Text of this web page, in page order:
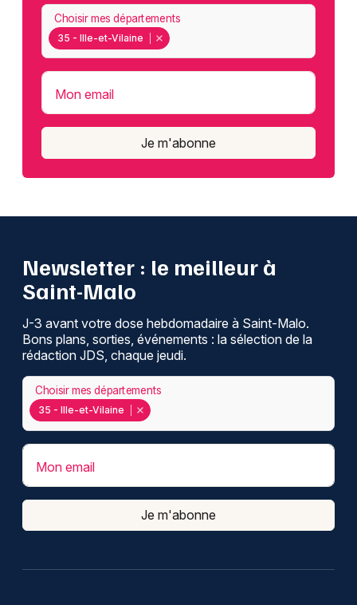
35 - Ille-et-Vilaine
Choisir mes départements
Mon email
Je m'abonne
Newsletter : le meilleur à
Saint-Malo
J-3 avant votre dose hebdomadaire à Saint-Malo.
Bons plans, sorties, événements : la sélection de la
rédaction JDS, chaque jeudi.
35 - Ille-et-Vilaine
Choisir mes départements
Mon email
Je m'abonne